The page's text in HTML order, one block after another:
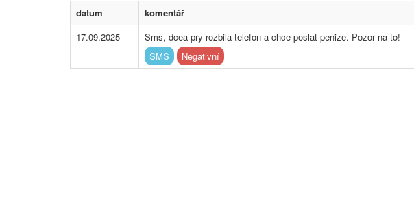
datum
komentář
17.09.2025
Sms, dcea pry rozbila telefon a chce poslat penize. Pozor na to!
SMS
Negativní